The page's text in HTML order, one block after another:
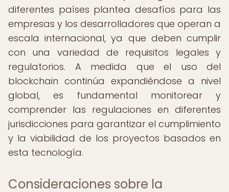
diferentes países plantea desafíos para las
empresas y los desarrolladores que operan a
escala internacional, ya que deben cumplir
con una variedad de requisitos legales y
regulatorios. A medida que el uso del
blockchain continúa expandiéndose a nivel
global, es fundamental monitorear y
comprender las regulaciones en diferentes
jurisdicciones para garantizar el cumplimiento
y la viabilidad de los proyectos basados en
esta tecnología.
Consideraciones sobre la